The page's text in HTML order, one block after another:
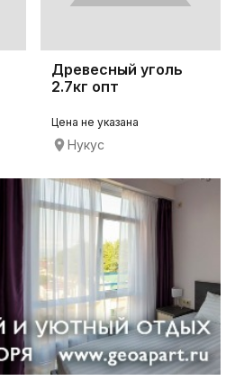
Древесный уголь
2.7кг опт
Цена не указана
Нукус